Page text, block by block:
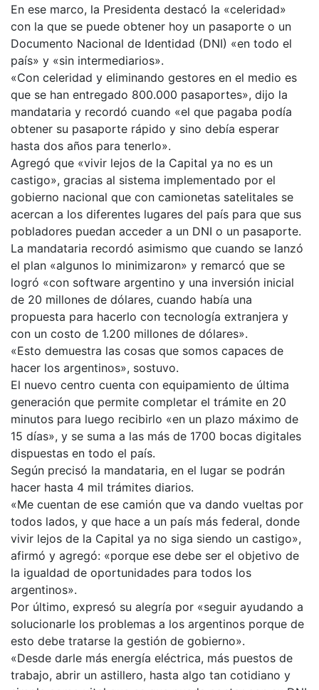
En ese marco, la Presidenta destacó la «celeridad»
con la que se puede obtener hoy un pasaporte o un
Documento Nacional de Identidad (DNI) «en todo el
país» y «sin intermediarios».
«Con celeridad y eliminando gestores en el medio es
que se han entregado 800.000 pasaportes», dijo la
mandataria y recordó cuando «el que pagaba podía
obtener su pasaporte rápido y sino debía esperar
hasta dos años para tenerlo».
Agregó que «vivir lejos de la Capital ya no es un
castigo», gracias al sistema implementado por el
gobierno nacional que con camionetas satelitales se
acercan a los diferentes lugares del país para que sus
pobladores puedan acceder a un DNI o un pasaporte.
La mandataria recordó asimismo que cuando se lanzó
el plan «algunos lo minimizaron» y remarcó que se
logró «con software argentino y una inversión inicial
de 20 millones de dólares, cuando había una
propuesta para hacerlo con tecnología extranjera y
con un costo de 1.200 millones de dólares».
«Esto demuestra las cosas que somos capaces de
hacer los argentinos», sostuvo.
El nuevo centro cuenta con equipamiento de última
generación que permite completar el trámite en 20
minutos para luego recibirlo «en un plazo máximo de
15 días», y se suma a las más de 1700 bocas digitales
dispuestas en todo el país.
Según precisó la mandataria, en el lugar se podrán
hacer hasta 4 mil trámites diarios.
«Me cuentan de ese camión que va dando vueltas por
todos lados, y que hace a un país más federal, donde
vivir lejos de la Capital ya no siga siendo un castigo»,
afirmó y agregó: «porque ese debe ser el objetivo de
la igualdad de oportunidades para todos los
argentinos».
Por último, expresó su alegría por «seguir ayudando a
solucionarle los problemas a los argentinos porque de
esto debe tratarse la gestión de gobierno».
«Desde darle más energía eléctrica, más puestos de
trabajo, abrir un astillero, hasta algo tan cotidiano y